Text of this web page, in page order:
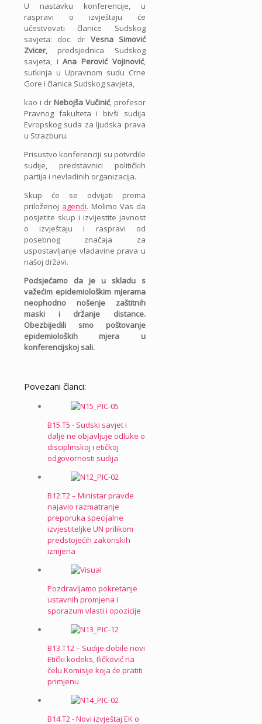
U nastavku konferencije, u
raspravi o izvještaju će
učestvovati članice Sudskog
savjeta: doc. dr Vesna Simović
Zvicer, predsjednica Sudskog
savjeta, iAna Perović Vojinović,
sutkinja u Upravnom sudu Crne
Gore i članica Sudskog savjeta,
kao i dr Nebojša Vučinić, profesor
Pravnog fakulteta i bivši sudija
Evropskog suda za ljudska prava
u Strazburu.
Prisustvo konferenciji su potvrdile
sudije, predstavnici političkih
partija i nevladinih organizacija.
Skup će se odvijati prema
priloženoj agendi. Molimo Vas da
posjetite skup i izvijestite javnost
o izvještaju i raspravi od
posebnog značaja za
uspostavljanje vladavine prava u
našoj državi.
Podsjećamo da je u skladu s
važećim epidemiološkim mjerama
neophodno nošenje zaštitnih
maski i držanje distance.
Obezbijedili smo poštovanje
epidemioloških mjera u
konferencijskoj sali.
Povezani članci:
B15.T5 - Sudski savjet i
dalje ne objavljuje odluke o
disciplinskoj i etičkoj
odgovornosti sudija
B12.T2 – Ministar pravde
najavio razmatranje
preporuka specijalne
izvjestiteljke UN prilikom
predstojećih zakonskih
izmjena
Pozdravljamo pokretanje
ustavnih promjena i
sporazum vlasti i opozicije
B13.T12 – Sudije dobile novi
Etički kodeks, Iličković na
čelu Komisije koja će pratiti
primjenu
B14.T2 - Novi izvještaj EK o